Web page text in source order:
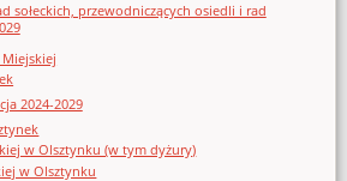
sołeckich, przewodniczących osiedli i rad
Miejskiej
2024-2029
w Olsztynku (w tym dyżury)
w Olsztynku